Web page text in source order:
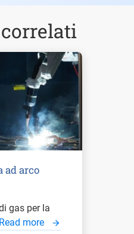
ad arco
gas per la
Read more